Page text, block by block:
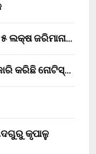
ଲକ୍ଷ ଜରିମାନା…
କରିଛି ନୋଟିସ୍…
କୃପାଳୁ